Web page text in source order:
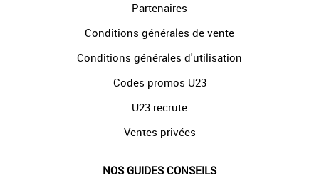
Partenaires
Conditions générales de vente
Conditions générales d'utilisation
Codes promos U23
U23 recrute
Ventes privées
NOS GUIDES CONSEILS